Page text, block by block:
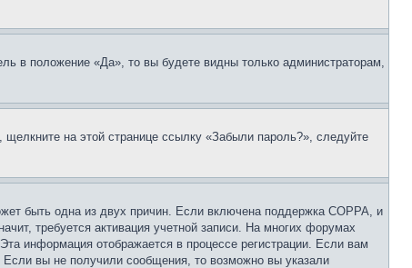
в положение «Да», то вы будете видны только администраторам,
на этой странице ссылку «Забыли пароль?», следуйте
быть одна из двух причин. Если включена поддержка COPPA, и
требуется активация учетной записи. На многих форумах
информация отображается в процессе регистрации. Если вам
вы не получили сообщения, то возможно вы указали